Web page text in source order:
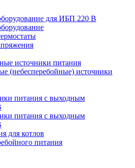
для ИБП 220 В
источники питания
(небесперебойные) источники
питания с выходным
питания с выходным
для котлов
питания